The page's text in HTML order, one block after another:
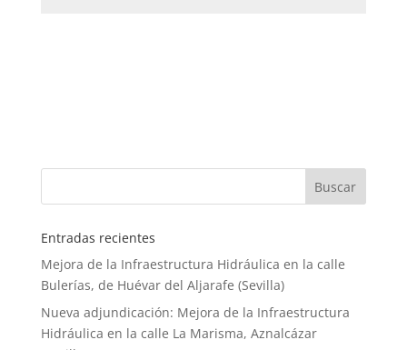
Entradas recientes
Mejora de la Infraestructura Hidráulica en la calle
Bulerías, de Huévar del Aljarafe (Sevilla)
Nueva adjundicación: Mejora de la Infraestructura
Hidráulica en la calle La Marisma, Aznalcázar